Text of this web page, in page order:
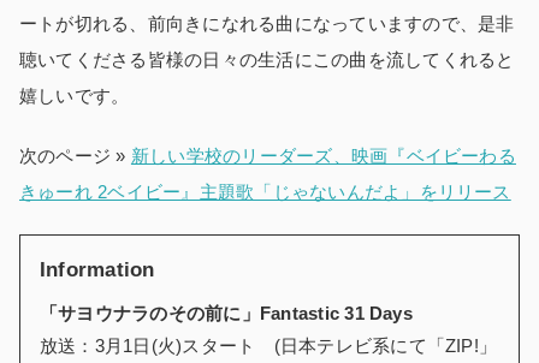
ートが切れる、前向きになれる曲になっていますので、是非
聴いてくださる皆様の日々の生活にこの曲を流してくれると
嬉しいです。
次のページ » 新しい学校のリーダーズ、映画『ベイビーわる
きゅーれ 2ベイビー』主題歌「じゃないんだよ」をリリース
Information
「サヨウナラのその前に」Fantastic 31 Days
放送：3月1日(火)スタート (日本テレビ系にて「ZIP!」